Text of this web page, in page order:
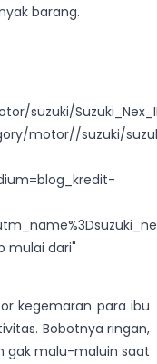
barang.
suzuki/
motor//suzuki/
mulai dari"
kegemaran para ibu
Bobotnya ringan,
gak malu-maluin saat